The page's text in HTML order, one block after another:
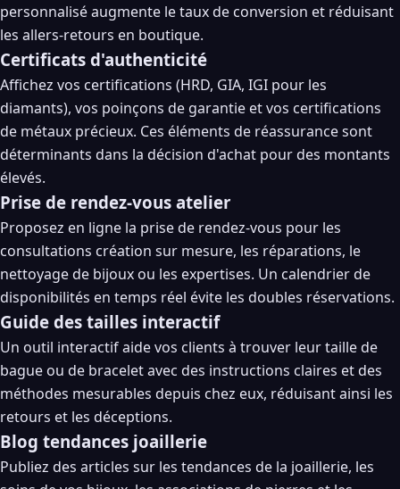
personnalisé augmente le taux de conversion et réduisant
les allers-retours en boutique.
Certificats d'authenticité
Affichez vos certifications (HRD, GIA, IGI pour les
diamants), vos poinçons de garantie et vos certifications
de métaux précieux. Ces éléments de réassurance sont
déterminants dans la décision d'achat pour des montants
élevés.
Prise de rendez-vous atelier
Proposez en ligne la prise de rendez-vous pour les
consultations création sur mesure, les réparations, le
nettoyage de bijoux ou les expertises. Un calendrier de
disponibilités en temps réel évite les doubles réservations.
Guide des tailles interactif
Un outil interactif aide vos clients à trouver leur taille de
bague ou de bracelet avec des instructions claires et des
méthodes mesurables depuis chez eux, réduisant ainsi les
retours et les déceptions.
Blog tendances joaillerie
Publiez des articles sur les tendances de la joaillerie, les